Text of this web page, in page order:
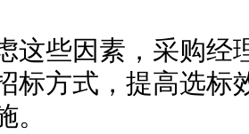
这些因素，采购经
标方式，提高选标
。